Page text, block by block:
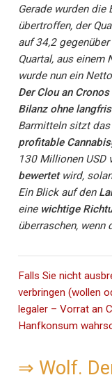
Gerade wurden die
übertroffen, der
auf 34,2
Quartal, aus einem
wurde nun ein
Der Clou an
Bilanz ohne
Barmitteln sitzt
profitable
130 Millionen USD
bewertetwird,
Ein Blick auf den
eine wichtige
überraschen, wenn
Falls Sie nicht
verbringen (wollen
legaler – Vorrat an
Hanfkonsum
⇒ Wolf.